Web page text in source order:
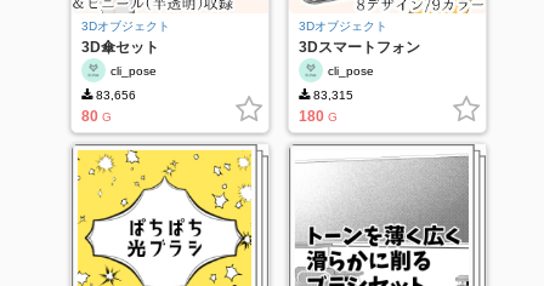
3Dオブジェクト
3D傘セット
cli_pose
83,656
80 G
3Dオブジェクト
3Dスマートフォン
cli_pose
83,315
180 G